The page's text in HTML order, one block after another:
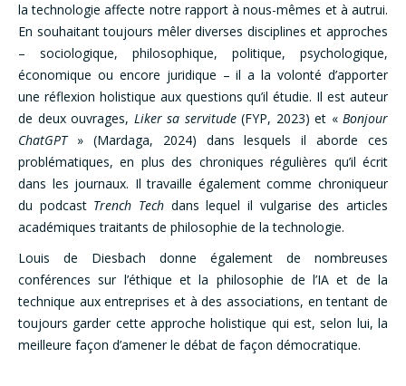
la technologie affecte notre rapport à nous-mêmes et à autrui.
En souhaitant toujours mêler diverses disciplines et approches
– sociologique, philosophique, politique, psychologique,
économique ou encore juridique – il a la volonté d’apporter
une réflexion holistique aux questions qu’il étudie. Il est auteur
de deux ouvrages, Liker sa servitude(FYP, 2023) et « Bonjour
ChatGPT» (Mardaga, 2024) dans lesquels il aborde ces
problématiques, en plus des chroniques régulières qu’il écrit
dans les journaux. Il travaille également comme chroniqueur
du podcast Trench Tech dans lequel il vulgarise des articles
académiques traitants de philosophie de la technologie.
Louis de Diesbach donne également de nombreuses
conférences sur l’éthique et la philosophie de l’IA et de la
technique aux entreprises et à des associations, en tentant de
toujours garder cette approche holistique qui est, selon lui, la
meilleure façon d’amener le débat de façon démocratique.